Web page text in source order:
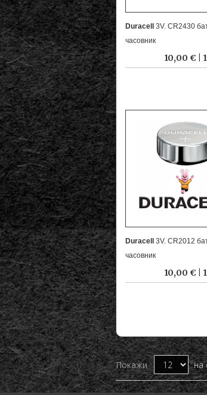
Duracell 3V. CR2430
часовник
10,00 € |
Duracell 3V. CR2012
часовник
10,00 € |
Покажи на